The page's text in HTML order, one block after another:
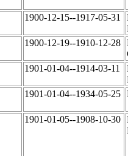
1900-12-15--1917-05-31
1900-12-19--1910-12-28
1901-01-04--1914-03-11
1901-01-04--1934-05-25
1901-01-05--1908-10-30